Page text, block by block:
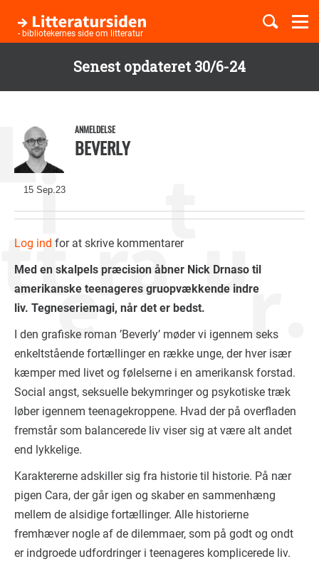
Senest opdateret 30/6-24
hovedindhold
- bibliotekernes side om litteratur
Børnebøger
15 Sep.23
ANMELDELSE
BEVERLY
Log ind for at skrive kommentarer
Med en skalpels præcision åbner Nick Drnaso til
amerikanske teenageres gruopvækkende indre
liv. Tegneseriemagi, når det er bedst.
I den grafiske roman ’Beverly’ møder vi igennem seks
enkeltstående fortællinger en række unge, der hver især
kæmper med livet og følelserne i en amerikansk forstad.
Social angst, seksuelle bekymringer og psykotiske træk
løber igennem teenagekroppene. Hvad der på overfladen
fremstår som balancerede liv viser sig at være alt andet
end lykkelige.
Karaktererne adskiller sig fra historie til historie. På nær
pigen Cara, der går igen og skaber en sammenhæng
mellem de alsidige fortællinger. Alle historierne
fremhæver nogle af de dilemmaer, som på godt og ondt
er indgroede udfordringer i teenageres komplicerede liv.